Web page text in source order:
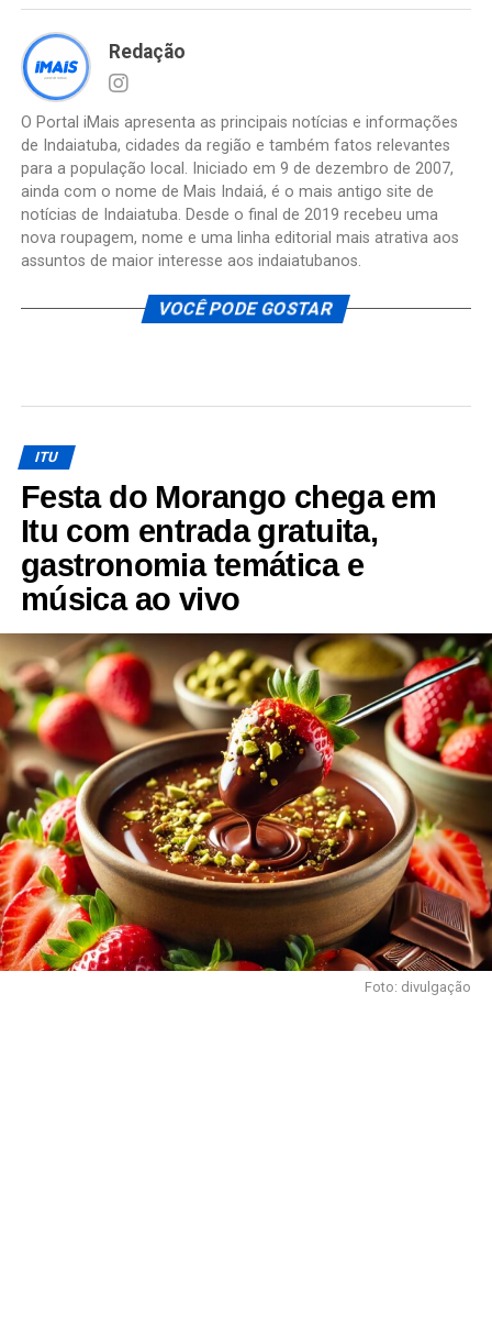
Redação
O Portal iMais apresenta as principais notícias e informações
de Indaiatuba, cidades da região e também fatos relevantes
para a população local. Iniciado em 9 de dezembro de 2007,
ainda com o nome de Mais Indaiá, é o mais antigo site de
notícias de Indaiatuba. Desde o final de 2019 recebeu uma
nova roupagem, nome e uma linha editorial mais atrativa aos
assuntos de maior interesse aos indaiatubanos.
VOCÊ PODE GOSTAR
ITU
Festa do Morango chega em
Itu com entrada gratuita,
gastronomia temática e
música ao vivo
Foto: divulgação